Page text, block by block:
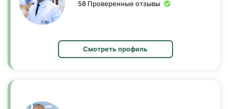
58 Проверенные отзывы
Смотреть профиль